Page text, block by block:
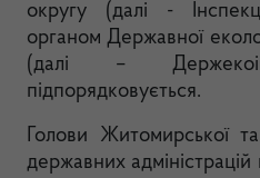
округу (далі -
органом Державної
(далі –
підпорядковується.
Голови Житомирської
державних адміністрацій